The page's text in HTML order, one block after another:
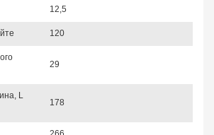
12,5
120
29
L
178